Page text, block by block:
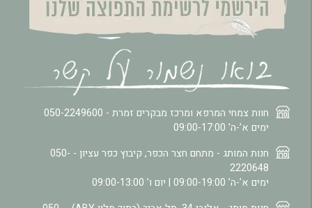
חוות צמחי המרפא ומרכז מבקרים זמרת - 050-2249600
ימים א’-ה’ 09:00-17:00
חנות המותג - מתחם חצר הכפר, קיבוץ כפר עציון - 050-
2220648
ימים א’-ה’ 09:00-19:00 | יום ו’ 09:00-13:00